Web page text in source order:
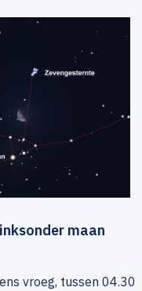
maan
vroeg, tussen 04.30